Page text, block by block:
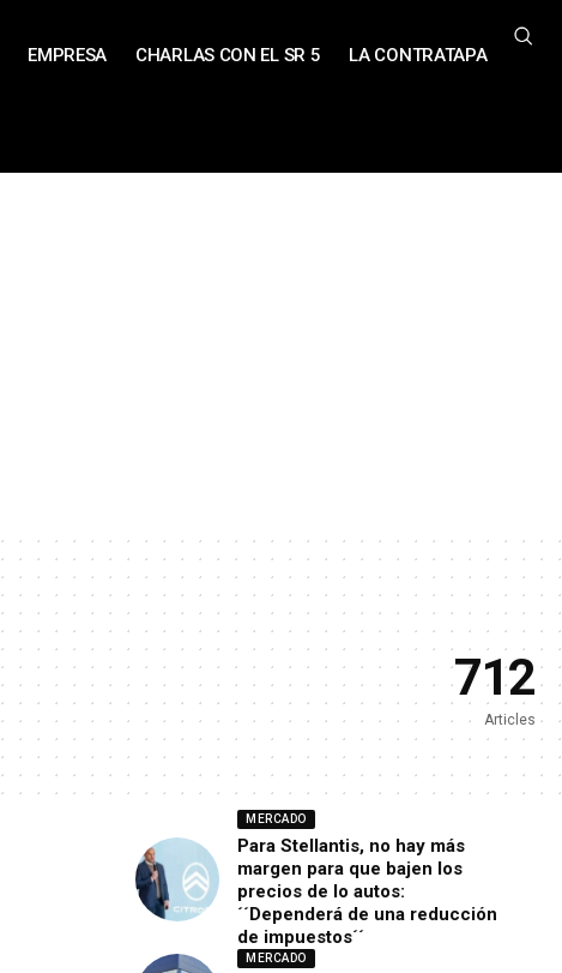
EMPRESA CHARLAS CON EL SR 5 LA CONTRATAPA
712
Articles
MERCADO
Para Stellantis, no hay más
margen para que bajen los
precios de lo autos:
´´Dependerá de una reducción
de impuestos´´
MERCADO